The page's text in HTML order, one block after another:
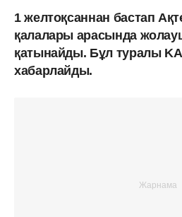
1 желтоқсаннан бастап
қалалары арасында
қатынайды. Бұл туралы
хабарлайды.